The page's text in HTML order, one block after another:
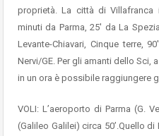
proprietà. La città di
minuti da Parma, 25′ da La
Levante-Chiavari, Cinque terre,
Nervi/GE. Per gli amanti dello Sci,
in un ora è possibile raggiungere
VOLI: L’aeroporto di Parma (G.
(Galileo Galilei) circa 50’.Quello